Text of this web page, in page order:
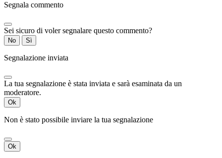
Segnala commento
Sei sicuro di voler segnalare questo commento?
No Sì
Segnalazione inviata
La tua segnalazione è stata inviata e sarà esaminata da un
moderatore.
Ok
Non è stato possibile inviare la tua segnalazione
Ok